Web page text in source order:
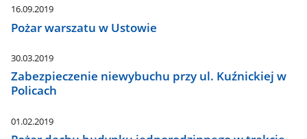
16.09.2019
Pożar warszatu w Ustowie
30.03.2019
Zabezpieczenie niewybuchu przy ul. Kuźnickiej w
Policach
01.02.2019